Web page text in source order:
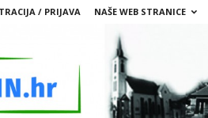
/ PRIJAVA NAŠE WEB STRANICE